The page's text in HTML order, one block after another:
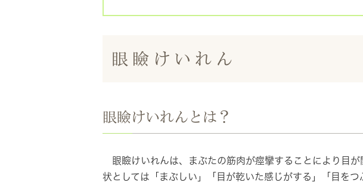
眼瞼けいれん
眼瞼けいれんとは？
眼瞼けいれんは、まぶたの筋肉が痙攣することにより目が
状としては「まぶしい」「目が乾いた感じがする」「目をつ